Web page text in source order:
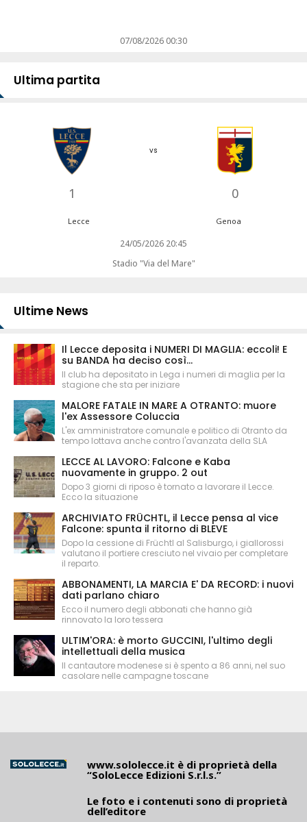
07/08/2026 00:30
Ultima partita
1
vs
0
Lecce Genoa
24/05/2026 20:45
Stadio "Via del Mare"
Ultime News
Il Lecce deposita i NUMERI DI MAGLIA: eccoli! E
su BANDA ha deciso così...
Il club ha depositato in Lega i numeri di maglia per la
stagione che sta per iniziare
MALORE FATALE IN MARE A OTRANTO: muore
l'ex Assessore Coluccia
L'ex amministratore comunale e politico di Otranto da
tempo lottava anche contro l'avanzata della SLA
LECCE AL LAVORO: Falcone e Kaba
nuovamente in gruppo. 2 out
Dopo 3 giorni di riposo è tornato a lavorare il Lecce.
Ecco la situazione
ARCHIVIATO FRÜCHTL, il Lecce pensa al vice
Falcone: spunta il ritorno di BLEVE
Dopo la cessione di Früchtl al Salisburgo, i giallorossi
valutano il portiere cresciuto nel vivaio per completare
il reparto.
ABBONAMENTI, LA MARCIA E' DA RECORD: i nuovi
dati parlano chiaro
Ecco il numero degli abbonati che hanno già
rinnovato la loro tessera
ULTIM'ORA: è morto GUCCINI, l'ultimo degli
intellettuali della musica
Il cantautore modenese si è spento a 86 anni, nel suo
casolare nelle campagne toscane
www.sololecce.it è di proprietà della
“SoloLecce Edizioni S.r.l.s.”
Le foto e i contenuti sono di proprietà
dell’editore